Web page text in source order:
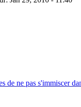
ne pas s'immiscer